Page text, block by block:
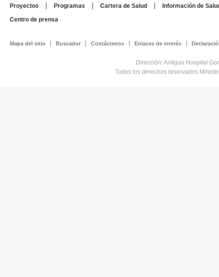
Proyectos Programas Cartera de Salud
Información de
Centro de prensa
Mapa del sitio Buscador Contáctenos Enlaces de interés
Dirección: Antiguo Hospital
Todos los derechos reservados